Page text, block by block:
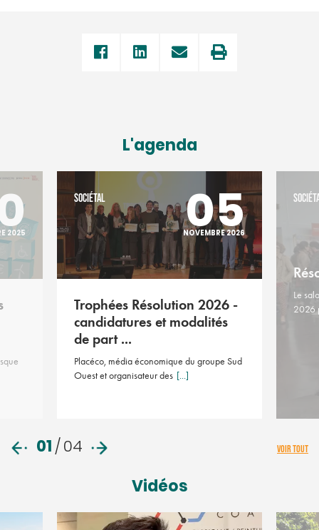
L'agenda
2025
SOCIÉTAL 05
NOVEMBRE 2026
Trophées Résolution 2026 -
candidatures et modalités
de part ...
Placéco, média économique du groupe Sud
Ouest et organisateur des [...]
Le
2026
01/04 VOIR TOUT
Vidéos